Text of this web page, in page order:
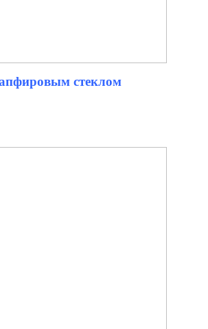
стеклом